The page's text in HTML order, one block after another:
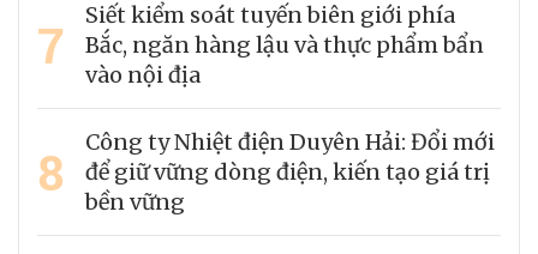
7
Siết kiểm soát tuyến biên giới phía
Bắc, ngăn hàng lậu và thực phẩm bẩn
vào nội địa
8
Công ty Nhiệt điện Duyên Hải: Đổi mới
để giữ vững dòng điện, kiến tạo giá trị
bền vững